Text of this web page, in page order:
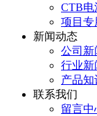
CTB电
项目专
新闻动态
公司新
行业新
产品知
联系我们
留言中